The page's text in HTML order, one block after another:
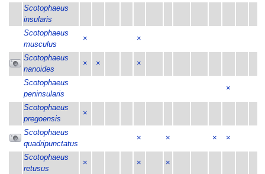
Scotophaeus
insularis
Scotophaeus
musculus
× ×
Scotophaeus
nanoides
× × ×
Scotophaeus
peninsularis
×
Scotophaeus
pregoensis
×
Scotophaeus
quadripunctatus
× × × ×
Scotophaeus
retusus
× × ×